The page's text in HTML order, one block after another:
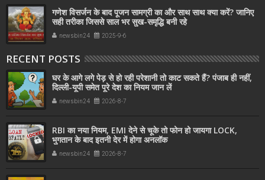
गणेश विसर्जन के बाद पूजन सामग्री का और साथ साथ क्या करें? जानिए
सही तरीका जिससे साल भर सुख-समृद्धि बनी रहे
newsbin24 2025-9-6
RECENT POSTS
घर के आगे लगे पेड़ से हो रही परेशानी तो काट सकते हैं? पंजाब ही नहीं,
दिल्‍ली-यूपी समेत पूरे देश का नियम जान लें
newsbin24 2026-8-7
RBI का नया नियम, EMI देने से चूके तो फोन हो जायगा LOCK,
भुगतान के बाद इतनी देर में होगा अनलॉक
newsbin24 2026-8-7